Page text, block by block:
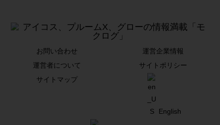
お問い合わせ
運営企業情報
運営者について
サイトポリシー
サイトマップ
English